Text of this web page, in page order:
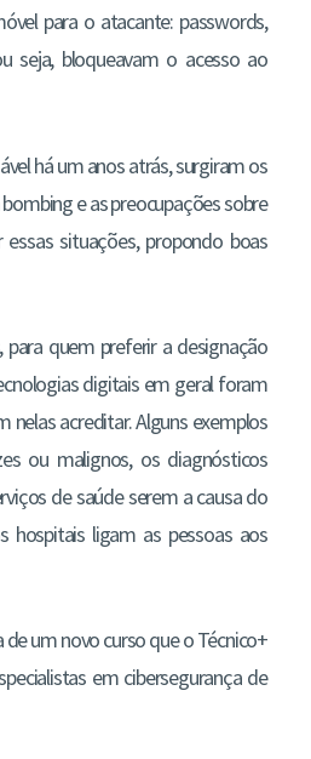
para o atacante: passwords,
seja, bloqueavam o acesso ao
há um anos atrás, surgiram os
e as preocupações sobre
situações, propondo boas
quem preferir a designação
digitais em geral foram
acreditar. Alguns exemplos
ou malignos, os diagnósticos
de saúde serem a causa do
hospitais ligam as pessoas aos
um novo curso que o Técnico+
em cibersegurança de